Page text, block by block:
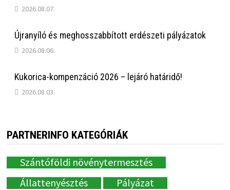
2026.08.07.
Újranyíló és meghosszabbított erdészeti pályázatok
2026.08.06.
Kukorica-kompenzáció 2026 – lejáró határidő!
2026.08.03.
PARTNERINFO KATEGÓRIÁK
Szántóföldi növénytermesztés
Állattenyésztés
Pályázat